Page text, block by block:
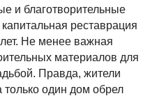
и благотворительные
реставрация
Не менее важная
материалов для
Правда, жители
только один дом обрел